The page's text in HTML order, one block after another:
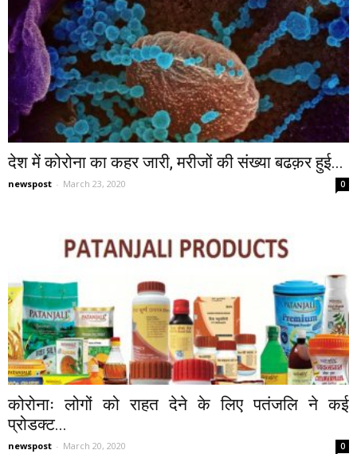
देश में कोरोना का कहर जारी, मरीजों की संख्या बढक़र हुई...
newspost - March 23, 2020 0
कोरोनाः लोगों को राहत देने के लिए पतंजलि ने कई
प्रोडक्ट...
newspost - March 20, 2020 0